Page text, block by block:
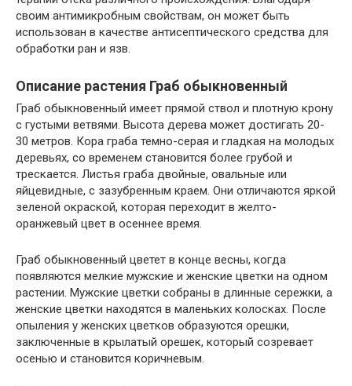
своим антимикробным свойствам, он может быть
использован в качестве антисептического средства для
обработки ран и язв.
Описание растения Граб обыкновенный
Граб обыкновенный имеет прямой ствол и плотную крону
с густыми ветвями. Высота дерева может достигать 20-
30 метров. Кора граба темно-серая и гладкая на молодых
деревьях, со временем становится более грубой и
трескается. Листья граба двойные, овальные или
яйцевидные, с зазубренным краем. Они отличаются яркой
зеленой окраской, которая переходит в желто-
оранжевый цвет в осеннее время.
Граб обыкновенный цветет в конце весны, когда
появляются мелкие мужские и женские цветки на одном
растении. Мужские цветки собраны в длинные сережки, а
женские цветки находятся в маленьких колосках. После
опыления у женских цветков образуются орешки,
заключенные в крылатый орешек, который созревает
осенью и становится коричневым.